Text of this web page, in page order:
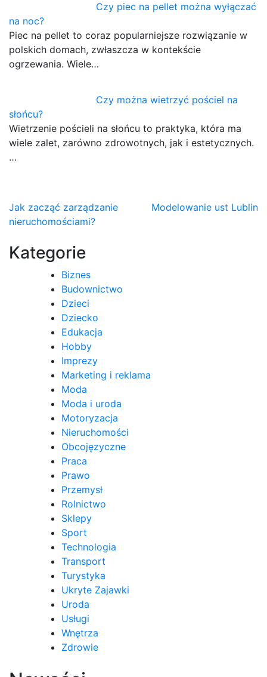
Czy piec na pellet można wyłączać
na noc?
Piec na pellet to coraz popularniejsze rozwiązanie w
polskich domach, zwłaszcza w kontekście
ogrzewania. Wiele…
Czy można wietrzyć pościel na
słońcu?
Wietrzenie pościeli na słońcu to praktyka, która ma
wiele zalet, zarówno zdrowotnych, jak i estetycznych.
…
Nawigacja
wpisu
Jak zacząć zarządzanie
nieruchomościami?
Modelowanie ust Lublin
Kategorie
Biznes
Budownictwo
Dzieci
Dziecko
Edukacja
Hobby
Imprezy
Marketing i reklama
Moda
Moda i uroda
Motoryzacja
Nieruchomości
Obcojęzyczne
Praca
Prawo
Przemysł
Rolnictwo
Sklepy
Sport
Technologia
Transport
Turystyka
Ukryte Zajawki
Uroda
Usługi
Wnętrza
Zdrowie